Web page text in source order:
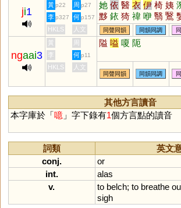
ji1
黃 p22 周 p27 她 依 醫 衣 伊 椅 姨
黟 銥 猗 禕 咿 翳 鷖
檹 洢 黳 毉 瑿 郼 蛜
李 p327 何 p157
HKLS 人文 同聲同韻 同韻同調
ngaai3
黃 周 隘 嗌 嗄 阨
李 何 p11
HKLS 人文
同聲同韻 同韻同調
其他方言讀音
本字庫於「噫」字下錄有1個方言點的讀音
詞類
英文
conj.
or
int.
alas
v.
to belch; to breathe
sigh